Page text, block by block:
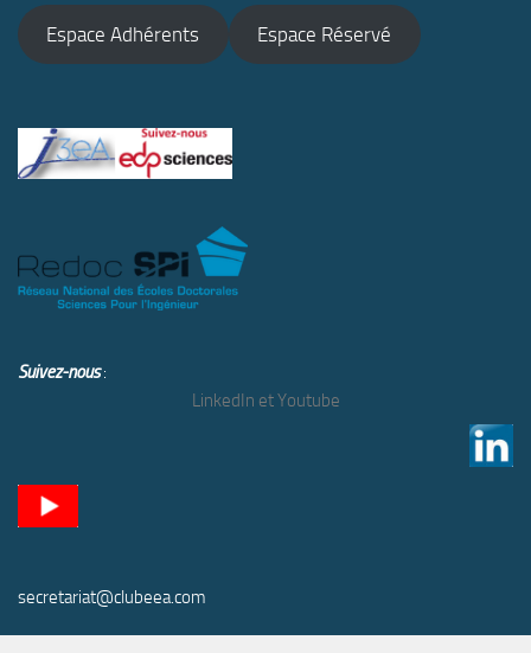
Espace Adhérents Espace Réservé
Suivez-nous:
LinkedIn et Youtube
secretariat@clubeea.com